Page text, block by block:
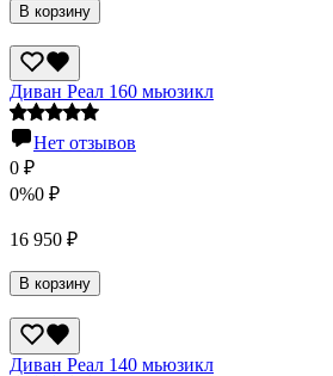
В корзину
Диван Реал 160 мьюзикл
Нет отзывов
0 ₽
0%0 ₽
16 950 ₽
В корзину
Диван Реал 140 мьюзикл